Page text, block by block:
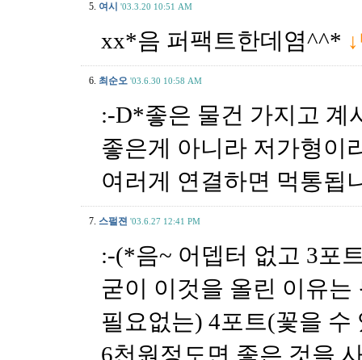
5. 여시 '03.3.20 10:51 AM
xx*음 퍼팩트한데염^^*
6. 최순오 '03.6.30 10:58 AM
:-D*좋은 물건 가지고 계
좋은게 아니라 저가형이
여러게 연결하면 먹통됩
7. 스펄젼 '03.6.27 12:41 PM
:-(*음~ 어뎁터 없고 3포
굳이 이것을 올린 이유
필요없는) 4포트(꽃을 수
6천원정도면 좋은 것을